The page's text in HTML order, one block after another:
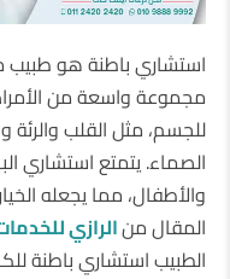
استشاري باطنة هو
مجموعة واسعة من
للجسم، مثل القلب والرئة
الصماء. يتمتع استشاري
والأطفال، مما يجعله
المقال منالرازي
الطبيب استشاري باطنة